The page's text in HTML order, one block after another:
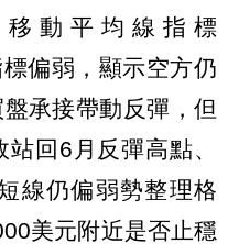
移動平均線指標
標偏弱，顯示空方仍
承接帶動反彈，但
回6月反彈高點、
線仍偏弱勢整理格
美元附近是否止穩